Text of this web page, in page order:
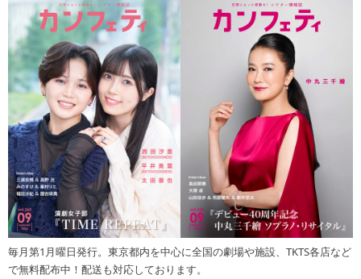
毎月第1月曜日発行。東京都内を中心に全国の劇場や施設、TKTS各店など
で無料配布中！配送も対応しております。